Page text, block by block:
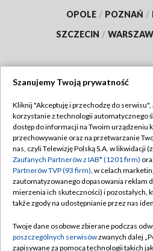
OPOLE / POZNAŃ /
SZCZECIN /
TVP
Abonament TVP
Emisja w TVP
Centrum informacji TVP
Naziemna Telewizja Cyfrowa
Rada Programowa
Regulamin
Polityka
Moje
Pomoc
Szanujemy Twoją prywatność
Kliknij "Akceptuję i przechodzę do serwisu",
korzystanie z technologii automatycznego
dostęp do informacji na Twoim urządzeniu
przechowywanie oraz na przetwarzanie
nas, czyli Telewizję Polską S.A. w likwidacji
Zaufanych Partnerów z IAB* (1201 firm)
Partnerów TVP (93 firm), w celach
zautomatyzowanego dopasowania reklam
mierzenia ich skuteczności) i pozostałych,
także zgody na udostępnianie przez nas
Twoje dane osobowe zbierane podczas
poszczególnych serwisówzwanych dalej
zapisywane za pomocą technologii takich